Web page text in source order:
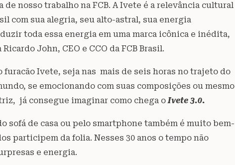
de nosso trabalho na FCB. A Ivete é a relevância cultural
com sua alegria, seu alto-astral, sua energia
toda essa energia em uma marca icônica e inédita,
John, CEO e CCO da FCB Brasil.
furacão Ivete, seja nas mais de seis horas no trajeto do
se emocionando com suas composições ou mesmo
já consegue imaginar como chega oIvete 3.0.
sofá de casa ou pelo smartphone também é muito bem-
participem da folia. Nesses 30 anos o tempo não
e energia.